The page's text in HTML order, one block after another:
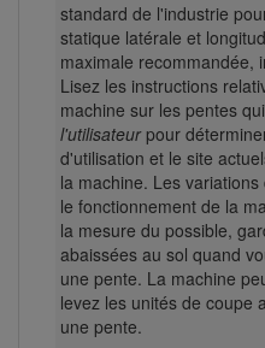
standard de l'industrie
statique latérale et
maximale recommandée,
Lisez les instructions
machine sur les pentes
l'utilisateurpour
d'utilisation et le site
la machine. Les
le fonctionnement de la
la mesure du possible,
abaissées au sol quand
une pente. La machine
levez les unités de coupe
une pente.